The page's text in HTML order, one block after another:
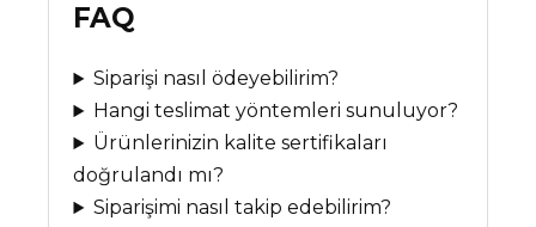
FAQ
Siparişi nasıl ödeyebilirim?
Hangi teslimat yöntemleri sunuluyor?
Ürünlerinizin kalite sertifikaları
doğrulandı mı?
Siparişimi nasıl takip edebilirim?